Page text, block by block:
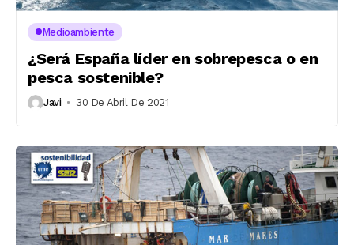
Medioambiente
¿Será España líder en sobrepesca o en
pesca sostenible?
Javi 30 De Abril De 2021